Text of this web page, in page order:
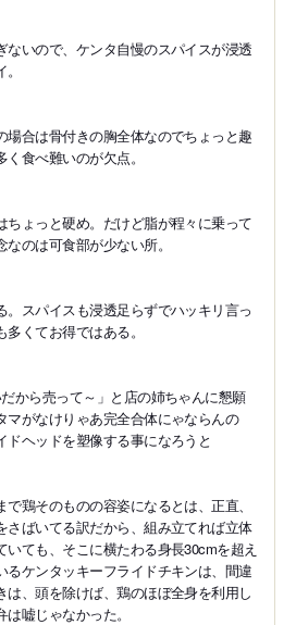
いので、ケンタ自慢のスパイスが浸透
合は骨付きの胸全体なのでちょっと趣
食べ難いのが欠点。
ょっと硬め。だけど脂が程々に乗って
のは可食部が少ない所。
スパイスも浸透足らずでハッキリ言っ
くてお得ではある。
から売って～」と店の姉ちゃんに懇願
がなけりゃあ完全合体にゃならんの
ヘッドを塑像する事になろうと
鶏そのものの容姿になるとは、正直、
ばいてる訳だから、組み立てれば立体
ても、そこに横たわる身長30cmを超え
ケンタッキーフライドチキンは、間違
、頭を除けば、鶏のほぼ全身を利用し
嘘じゃなかった。